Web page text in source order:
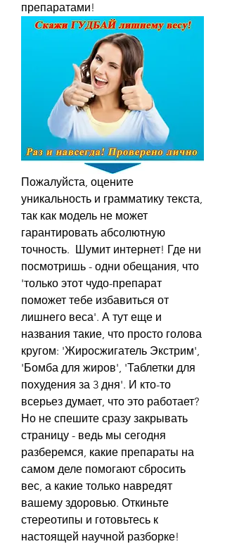
препаратами!
Пожалуйста, оцените
уникальность и грамматику текста,
так как модель не может
гарантировать абсолютную
точность.  Шумит интернет! Где ни
посмотришь - одни обещания, что
'только этот чудо-препарат
поможет тебе избавиться от
лишнего веса'. А тут еще и
названия такие, что просто голова
кругом: 'Жиросжигатель Экстрим',
'Бомба для жиров', 'Таблетки для
похудения за 3 дня'. И кто-то
всерьез думает, что это работает?
Но не спешите сразу закрывать
страницу - ведь мы сегодня
разберемся, какие препараты на
самом деле помогают сбросить
вес, а какие только навредят
вашему здоровью. Откиньте
стереотипы и готовьтесь к
настоящей научной разборке!